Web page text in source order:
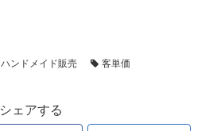
ハンドメイド販売 客単価
シェアする